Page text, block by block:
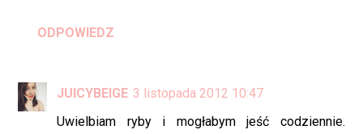
ODPOWIEDZ
JUICYBEIGE 3 listopada 2012 10:47
Uwielbiam ryby i mogłabym jeść codziennie.